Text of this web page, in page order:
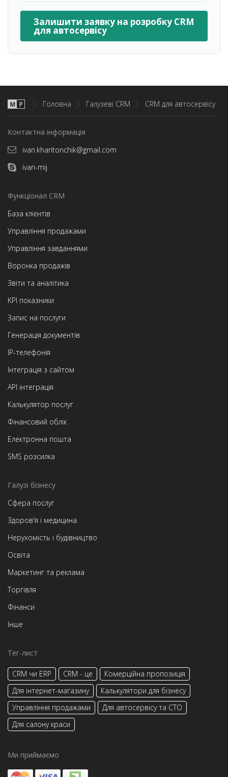
Залишити заявку на розробку CRM
для автосервісу
М P Головна Галузеві CRM CRM для автосервісу
Контактна інформація
ivan.kharitonchik@gmail.com
ivan-mij
Функціонал CRM
База клієнтів
Управління продажами
Управління завданнями
Воронка продажів
Звіти та аналітика
KPI показники
Запис на послуги
Генерація документів
IP-телефонія
Інтеграція з сайтом
API інтеграція
Калькулятор послуг
Фінансовий облік
Електронна пошта
SMS розсилка
Галузі бізнесу
Сфера послуг
Здоров'я і медицина
Нерухомість і будівництво
Освіта
Маркетинг та реклама
Торгівля
Фінанси
Інше
Тег-лист
CRM чи ERP CRM - це
Комерційна пропозиція
Для інтернет-магазину
Калькулятори для бізнесу
Управління продажами
Для автосервісу та СТО
Для салону краси
Ми приймаємо